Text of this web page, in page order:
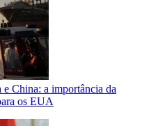
e China: a importância da
os EUA